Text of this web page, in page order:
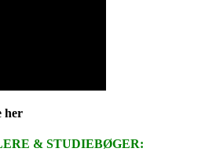
her
& STUDIEBØGER: